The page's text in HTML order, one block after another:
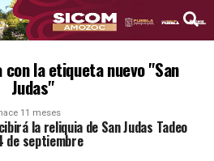
la etiqueta nuevo "San
Judas"
11 meses
la reliquia de San Judas Tadeo
de septiembre